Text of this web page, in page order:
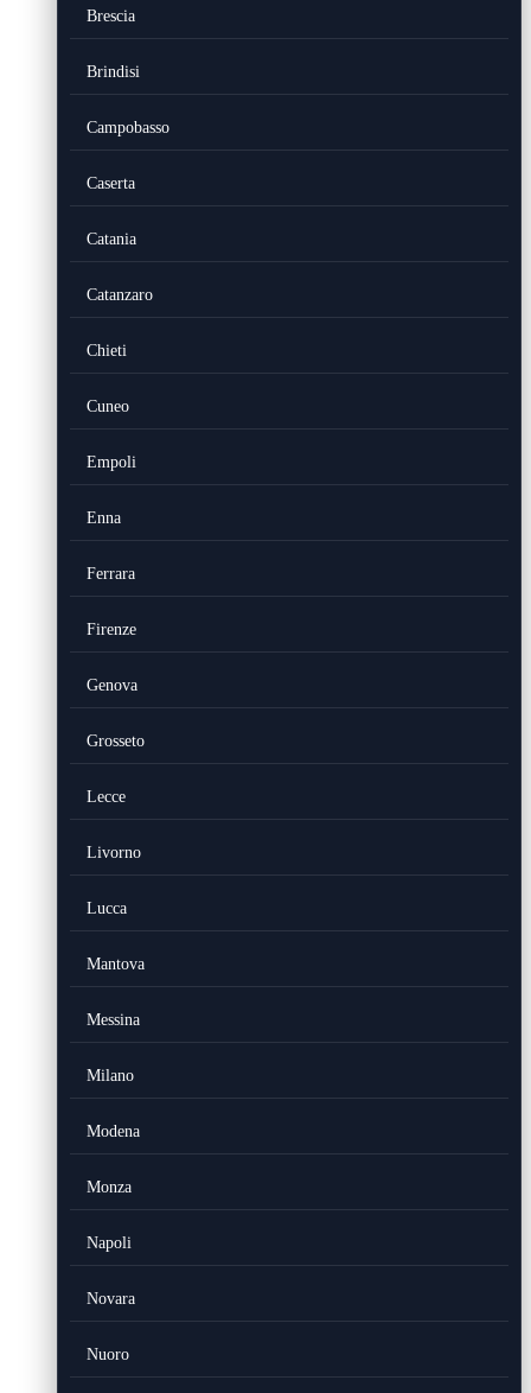
Brescia
Brindisi
Campobasso
Caserta
Catania
Catanzaro
Chieti
Cuneo
Empoli
Enna
Ferrara
Firenze
Genova
Grosseto
Lecce
Livorno
Lucca
Mantova
Messina
Milano
Modena
Monza
Napoli
Novara
Nuoro